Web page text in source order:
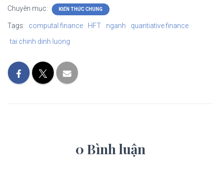
Chuyên mục: KIẾN THỨC CHUNG
Tags: computal finance HFT nganh
quantiative finance
tai chinh dinh luong
0 Bình luận